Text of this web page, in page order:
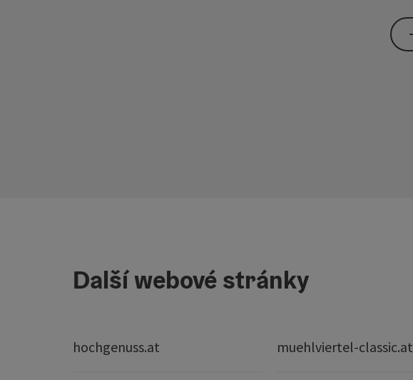
Další webové stránky
hochgenuss.at muehlviertel-classic.at